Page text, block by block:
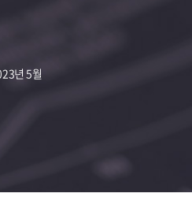
년 5월